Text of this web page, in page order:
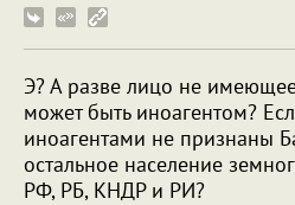
Э? А разве лицо не
может быть иноагентом?
иноагентами не признаны
остальное население
РФ, РБ, КНДР и РИ?